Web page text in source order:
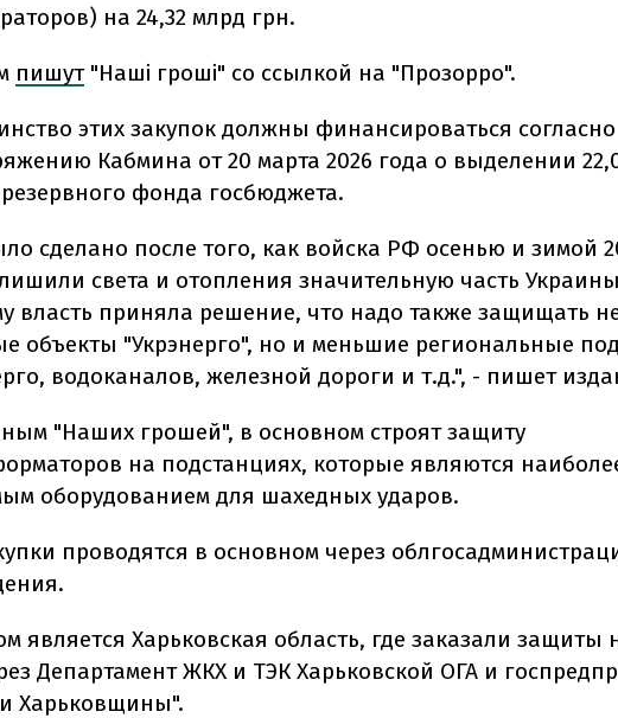
на 24,32 млрд грн.
пишут "Наші гроші" со ссылкой на "Прозорро".
этих закупок должны финансироваться согласно
Кабмина от 20 марта 2026 года о выделении
фонда госбюджета.
сделано после того, как войска РФ осенью и зимой
света и отопления значительную часть
власть приняла решение, что надо также защищать
объекты "Укрэнерго", но и меньшие региональные
водоканалов, железной дороги и т.д.", - пишет
"Наших грошей", в основном строят защиту
на подстанциях, которые являются
оборудованием для шахедных ударов.
проводятся в основном через
является Харьковская область, где заказали защиты
Департамент ЖКХ и ТЭК Харьковской ОГА и
Харьковщины".